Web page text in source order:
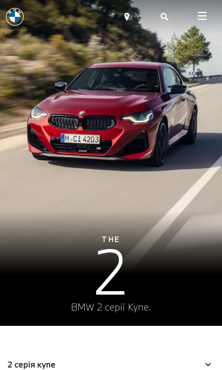
THE
2
BMW 2 серії Купе.
2 серія купе